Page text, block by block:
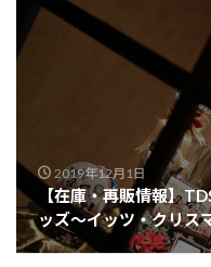
2019年12月1日
【在庫・再販情報】
ッズ～イッツ・クリス